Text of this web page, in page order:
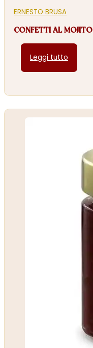
ERNESTO BRUSA
CONFETTI AL MOJITO
Leggi tutto